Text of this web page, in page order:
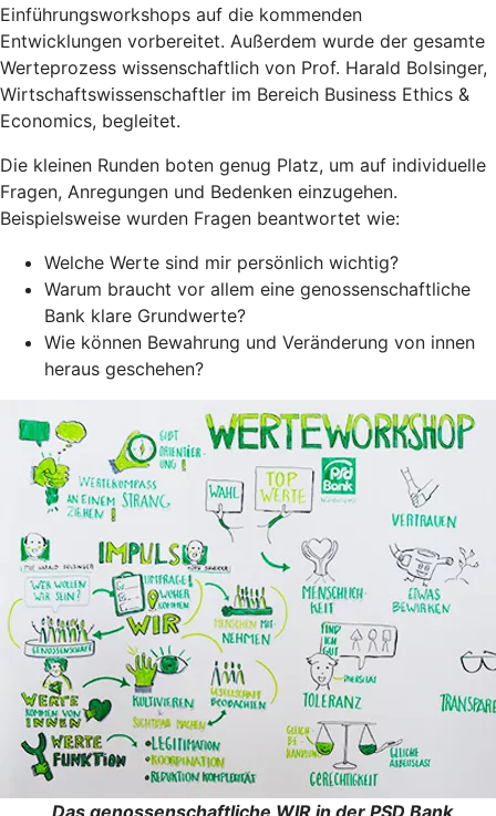
Einführungsworkshops auf die kommenden
Entwicklungen vorbereitet. Außerdem wurde der gesamte
Werteprozess wissenschaftlich von Prof. Harald Bolsinger,
Wirtschaftswissenschaftler im Bereich Business Ethics &
Economics, begleitet.
Die kleinen Runden boten genug Platz, um auf individuelle
Fragen, Anregungen und Bedenken einzugehen.
Beispielsweise wurden Fragen beantwortet wie:
Welche Werte sind mir persönlich wichtig?
Warum braucht vor allem eine genossenschaftliche
Bank klare Grundwerte?
Wie können Bewahrung und Veränderung von innen
heraus geschehen?
„Das genossenschaftliche WIR in der PSD Bank